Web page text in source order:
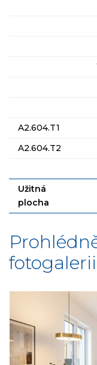
A2.604.T1
A2.604.T2
Užitná
plocha
fotogalerii